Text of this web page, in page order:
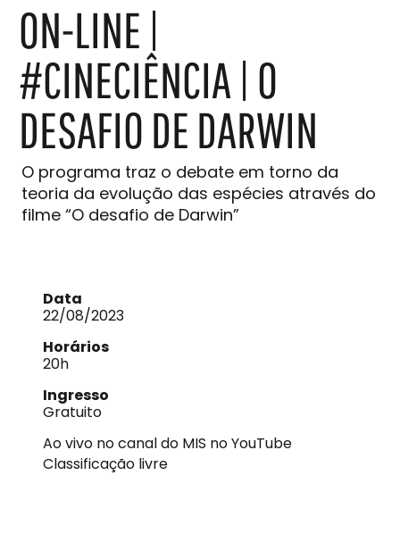
ON-LINE |
#CINECIÊNCIA | O
DESAFIO DE DARWIN
O programa traz o debate em torno da
teoria da evolução das espécies através do
filme “O desafio de Darwin”
Data
22/08/2023
Horários
20h
Ingresso
Gratuito
Ao vivo no canal do MIS no YouTube
Classificação livre